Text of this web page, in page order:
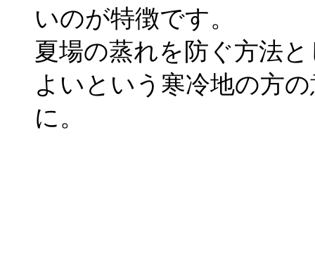
いのが特徴です。
夏場の蒸れを防ぐ方法
よいという寒冷地の方
に。